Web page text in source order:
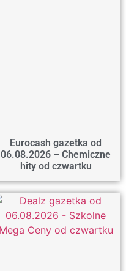
Eurocash gazetka od
06.08.2026 – Chemiczne
hity od czwartku